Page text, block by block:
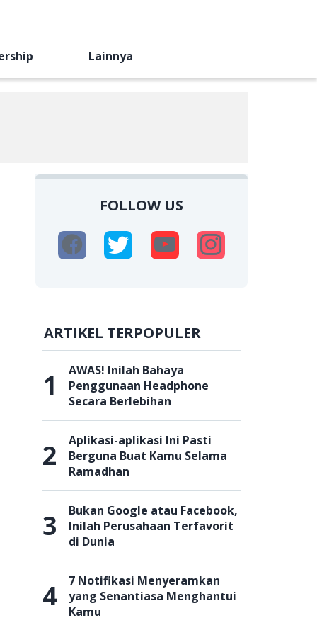
Lainnya
FOLLOW US
ARTIKEL TERPOPULER
1
AWAS! Inilah Bahaya
Penggunaan Headphone
Secara Berlebihan
2
Aplikasi-aplikasi Ini Pasti
Berguna Buat Kamu Selama
Ramadhan
3
Bukan Google atau Facebook,
Inilah Perusahaan Terfavorit
di Dunia
4
7 Notifikasi Menyeramkan
yang Senantiasa Menghantui
Kamu